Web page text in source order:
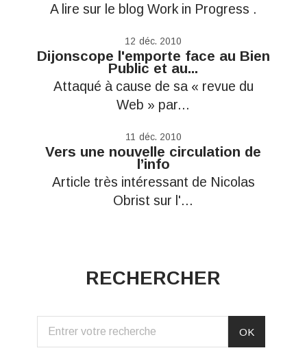
A lire sur le blog Work in Progress .
12 déc. 2010
Dijonscope l'emporte face au Bien
Public et au...
Attaqué à cause de sa « revue du
Web » par...
11 déc. 2010
Vers une nouvelle circulation de
l’info
Article très intéressant de Nicolas
Obrist sur l'...
RECHERCHER